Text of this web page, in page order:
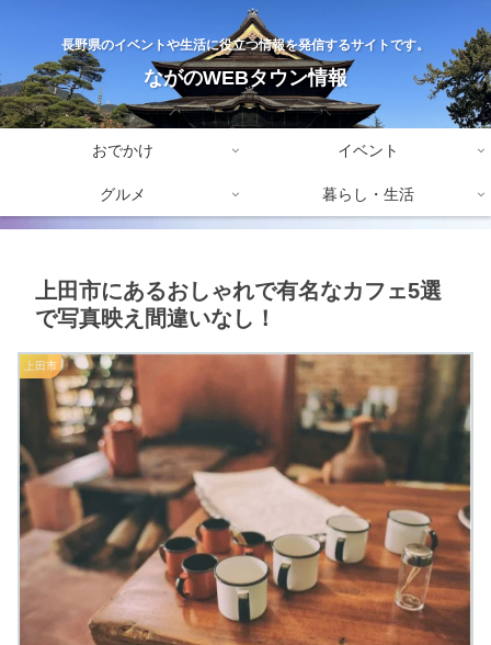
長野県のイベントや生活に役立つ情報を発信するサイトです。
ながのWEBタウン情報
おでかけ イベント
グルメ 暮らし・生活
上田市にあるおしゃれで有名なカフェ5選
で写真映え間違いなし！
上田市